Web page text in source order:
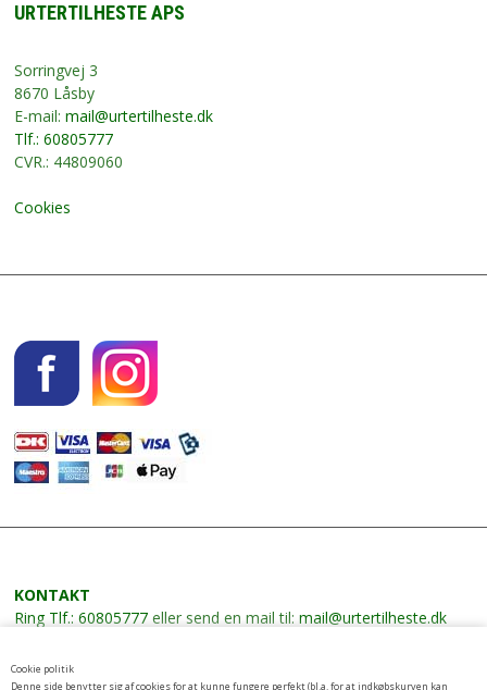
Cookie politik
Denne side benytter sig af cookies for at kunne fungere perfekt (bl.a. for at indkøbskurven kan
URTERTILHESTE APS
Sorringvej 3
8670 Låsby
E-mail: mail@urtertilheste.dk
Tlf.: 60805777
CVR.: 44809060
Cookies
KONTAKT
Ring Tlf.: 60805777eller send en mail til: mail@urtertilheste.dk
VILKÅR